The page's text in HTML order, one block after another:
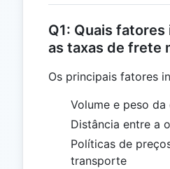
Q1: Quais
as taxas de frete
Os principais fatores
Volume e peso da
Distância entre a
Políticas de
transporte